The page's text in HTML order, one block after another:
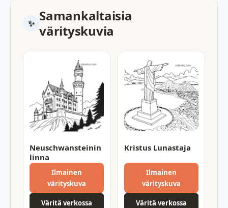
Samankaltaisia
värityskuvia
Neuschwansteinin
linna
Ilmainen
värityskuva
Väritä verkossa
Kristus Lunastaja
Ilmainen
värityskuva
Väritä verkossa